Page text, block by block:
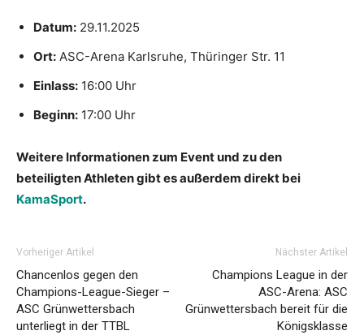
Datum: 29.11.2025
Ort: ASC-Arena Karlsruhe, Thüringer Str. 11
Einlass: 16:00 Uhr
Beginn: 17:00 Uhr
Weitere Informationen zum Event und zu den
beteiligten Athleten gibt es außerdem direkt bei
KamaSport.
Vorheriger Artikel
Chancenlos gegen den
Champions-League-Sieger –
ASC Grünwettersbach
unterliegt in der TTBL
Nächster Artikel
Champions League in der
ASC-Arena: ASC
Grünwettersbach bereit für die
Königsklasse